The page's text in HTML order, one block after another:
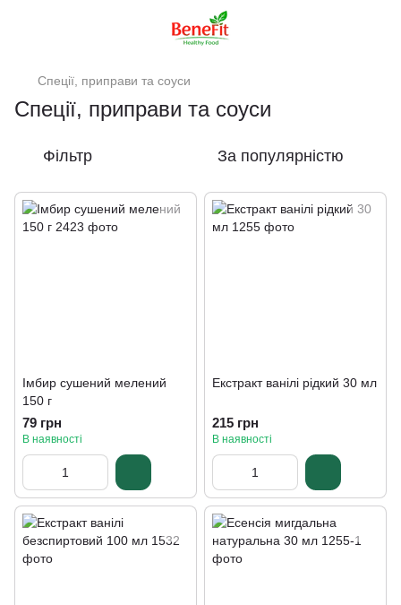
Спеції, приправи та соуси
Спеції, приправи та соуси
Фільтр За популярністю
Імбир сушений мелений
150 г
79 грн
В наявності
Екстракт ванілі рідкий 30 мл
215 грн
В наявності